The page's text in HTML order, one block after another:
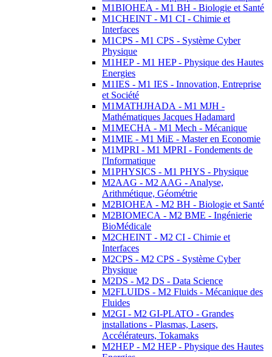
M1BIOHEA - M1 BH - Biologie et Santé
M1CHEINT - M1 CI - Chimie et
Interfaces
M1CPS - M1 CPS - Système Cyber
Physique
M1HEP - M1 HEP - Physique des Hautes
Energies
M1IES - M1 IES - Innovation, Entreprise
et Société
M1MATHJHADA - M1 MJH -
Mathématiques Jacques Hadamard
M1MECHA - M1 Mech - Mécanique
M1MIE - M1 MiE - Master en Economie
M1MPRI - M1 MPRI - Fondements de
l'Informatique
M1PHYSICS - M1 PHYS - Physique
M2AAG - M2 AAG - Analyse,
Arithmétique, Géométrie
M2BIOHEA - M2 BH - Biologie et Santé
M2BIOMECA - M2 BME - Ingénierie
BioMédicale
M2CHEINT - M2 CI - Chimie et
Interfaces
M2CPS - M2 CPS - Système Cyber
Physique
M2DS - M2 DS - Data Science
M2FLUIDS - M2 Fluids - Mécanique des
Fluides
M2GI - M2 GI-PLATO - Grandes
installations - Plasmas, Lasers,
Accélérateurs, Tokamaks
M2HEP - M2 HEP - Physique des Hautes